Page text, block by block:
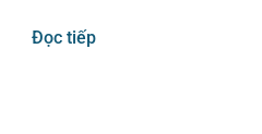
Đọc tiếp